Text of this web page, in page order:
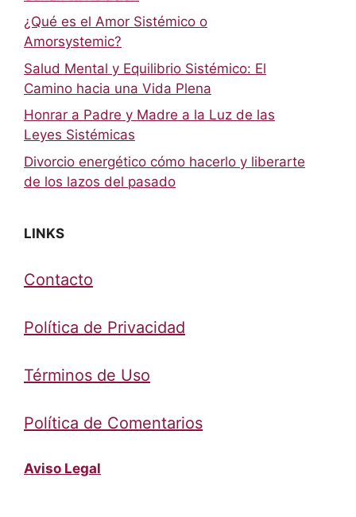
¿Qué es el Amor Sistémico o
Amorsystemic?
Salud Mental y Equilibrio Sistémico: El
Camino hacia una Vida Plena
Honrar a Padre y Madre a la Luz de las
Leyes Sistémicas
Divorcio energético cómo hacerlo y liberarte
de los lazos del pasado
LINKS
Contacto
Política de Privacidad
Términos de Uso
Política de Comentarios
Aviso Legal